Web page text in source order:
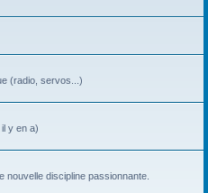
(radio, servos...)
y en a)
discipline passionnante.